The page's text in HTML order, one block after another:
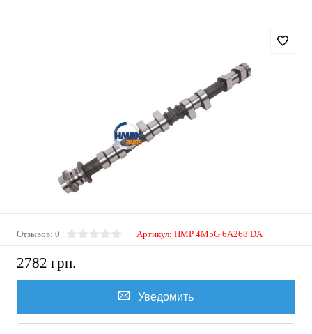
Отзывов: 0 Артикул: HMP 4M5G 6A268 DA
2782 грн.
Уведомить